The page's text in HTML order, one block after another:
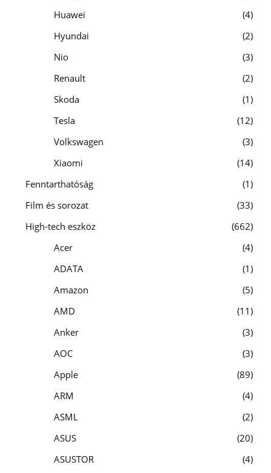
Huawei
4
Hyundai
2
Nio
3
Renault
2
Skoda
1
Tesla
12
Volkswagen
3
Xiaomi
14
Fenntarthatóság
1
Film és sorozat
33
High-tech eszköz
662
Acer
4
ADATA
1
Amazon
5
AMD
11
Anker
3
AOC
3
Apple
89
ARM
4
ASML
2
ASUS
20
ASUSTOR
4